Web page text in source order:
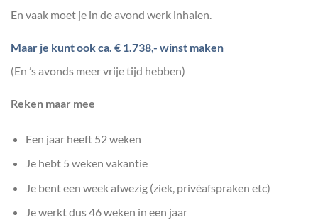
En vaak moet je in de avond werk inhalen.
Maar je kunt ook ca. € 1.738,- winst maken
(En ’s avonds meer vrije tijd hebben)
Reken maar mee
Een jaar heeft 52 weken
Je hebt 5 weken vakantie
Je bent een week afwezig (ziek, privéafspraken etc)
Je werkt dus 46 weken in een jaar